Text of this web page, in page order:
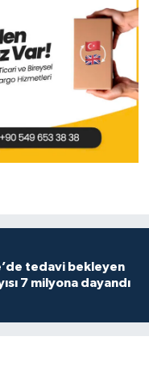
tedavi bekleyen
7 milyona dayandı